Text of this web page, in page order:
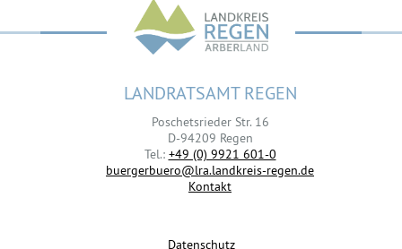
LANDRATSAMT REGEN
Poschetsrieder Str. 16
D-94209 Regen
Tel.: +49 (0) 9921 601-0
buergerbuero@lra.landkreis-regen.de
Kontakt
Datenschutz